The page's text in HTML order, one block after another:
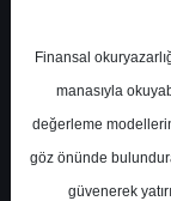
Ortalama
Finansal
manasıyla
değerleme
göz önünde
güvenerek